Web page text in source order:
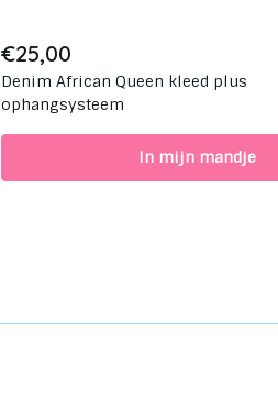
€25,00
Denim African Queen kleed plus
ophangsysteem
In mijn mandje